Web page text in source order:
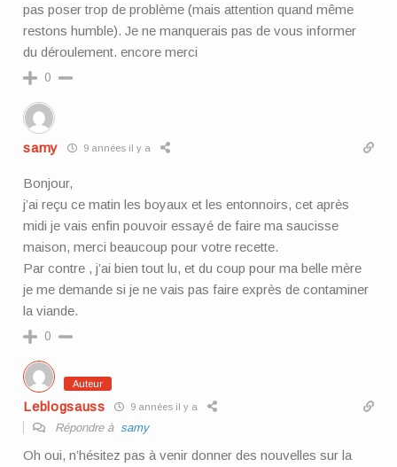
pas poser trop de problème (mais attention quand même
restons humble). Je ne manquerais pas de vous informer
du déroulement. encore merci
0
samy 9 années il y a
Bonjour,
j’ai reçu ce matin les boyaux et les entonnoirs, cet après
midi je vais enfin pouvoir essayé de faire ma saucisse
maison, merci beaucoup pour votre recette.
Par contre , j’ai bien tout lu, et du coup pour ma belle mère
je me demande si je ne vais pas faire exprès de contaminer
la viande.
0
Auteur
Leblogsauss 9 années il y a
Répondre à samy
Oh oui, n’hésitez pas à venir donner des nouvelles sur la